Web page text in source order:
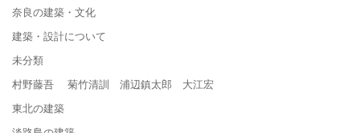
奈良の建築・文化
建築・設計について
未分類
村野藤吾 菊竹清訓 浦辺鎮太郎 大江宏
東北の建築